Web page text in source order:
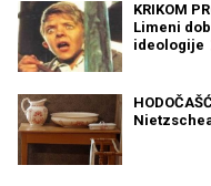
KRIKOM
Limeni
ideologije